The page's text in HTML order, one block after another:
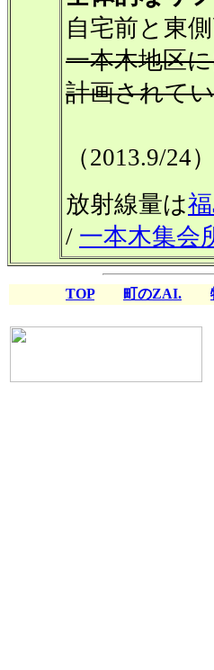
自宅前と東
一本木地区
計画されて
（2013.9/24）
放射線量は
/ 一本木集会
TOP 町のZAI.